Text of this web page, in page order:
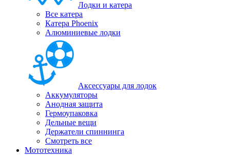
Лодки и катера
Все катера
Катера Phoenix
Алюминиевые лодки
Аксессуары для лодок
Аккумуляторы
Анодная защита
Гермоупаковка
Дельные вещи
Держатели спиннинга
Смотреть все
Мототехника